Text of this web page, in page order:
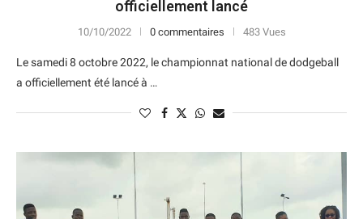
officiellement lancé
10/10/2022 0 commentaires 483 Vues
Le samedi 8 octobre 2022, le championnat national de dodgeball
a officiellement été lancé à …